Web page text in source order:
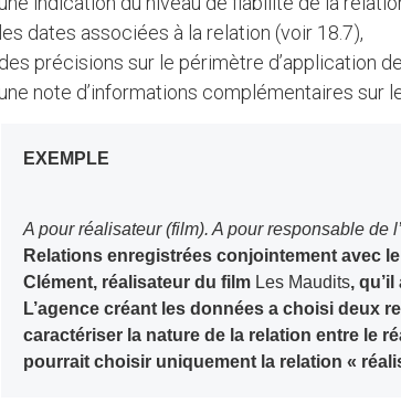
les dates associées à la relation (voir 18.7),
des précisions sur le périmètre d’application
une note d’informations complémentaires sur
EXEMPLE
A pour réalisateur (film). A pour responsable de
Relations enregistrées conjointement avec
Clément, réalisateur du film Les Maudits,
L’agence créant les données a choisi deux
caractériser la nature de la relation entre le
pourrait choisir uniquement la relation «